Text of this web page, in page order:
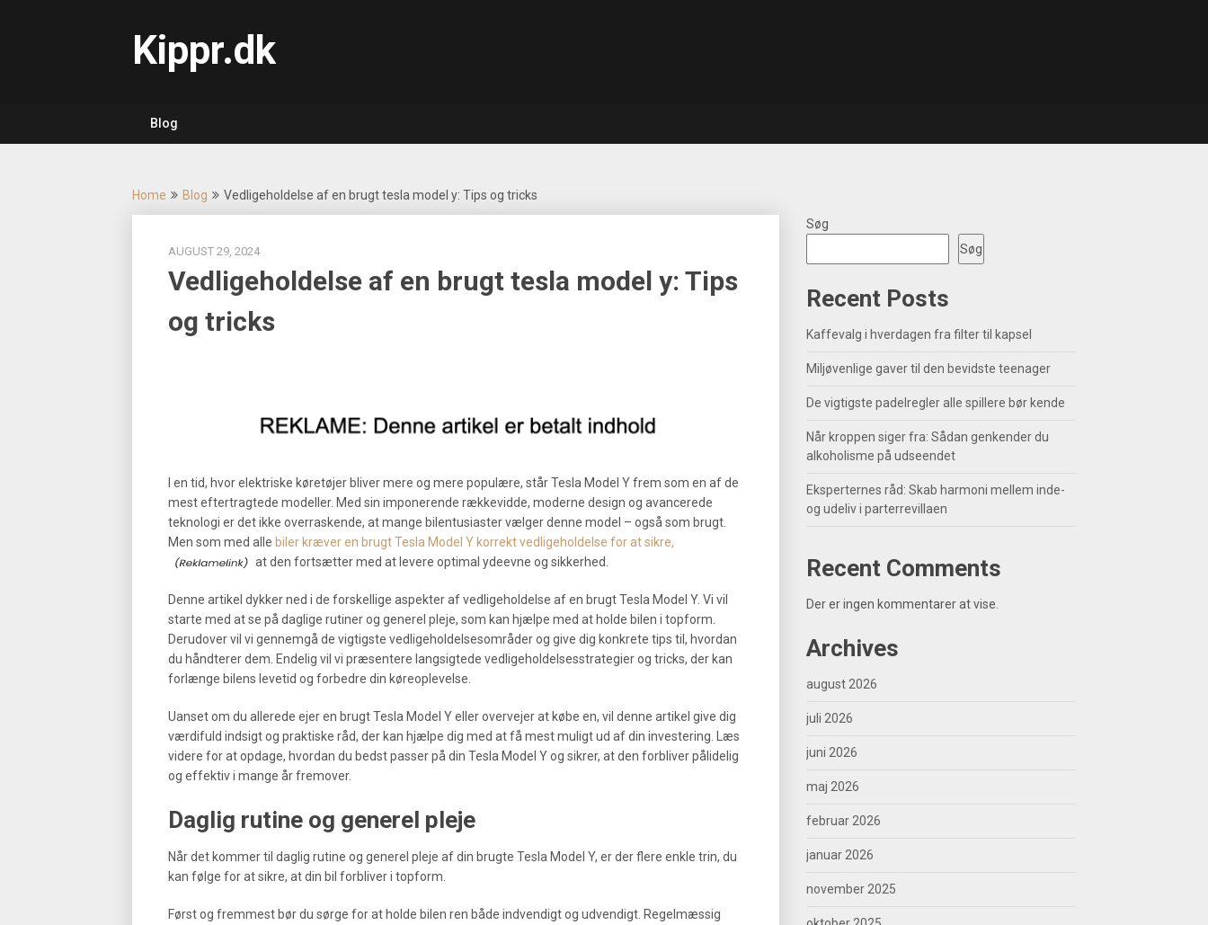
Kippr.dk
Blog
Home Blog Vedligeholdelse af en brugt tesla model y: Tips og tricks
AUGUST 29, 2024
Vedligeholdelse af en brugt tesla model y: Tips
og tricks
I en tid, hvor elektriske køretøjer bliver mere og mere populære, står Tesla Model Y frem som en af de
mest eftertragtede modeller. Med sin imponerende rækkevidde, moderne design og avancerede
teknologi er det ikke overraskende, at mange bilentusiaster vælger denne model – også som brugt.
Men som med alle biler kræver en brugt Tesla Model Y korrekt vedligeholdelse for at sikre,
at den fortsætter med at levere optimal ydeevne og sikkerhed.
Denne artikel dykker ned i de forskellige aspekter af vedligeholdelse af en brugt Tesla Model Y. Vi vil
starte med at se på daglige rutiner og generel pleje, som kan hjælpe med at holde bilen i topform.
Derudover vil vi gennemgå de vigtigste vedligeholdelsesområder og give dig konkrete tips til, hvordan
du håndterer dem. Endelig vil vi præsentere langsigtede vedligeholdelsesstrategier og tricks, der kan
forlænge bilens levetid og forbedre din køreoplevelse.
Uanset om du allerede ejer en brugt Tesla Model Y eller overvejer at købe en, vil denne artikel give dig
værdifuld indsigt og praktiske råd, der kan hjælpe dig med at få mest muligt ud af din investering. Læs
videre for at opdage, hvordan du bedst passer på din Tesla Model Y og sikrer, at den forbliver pålidelig
og effektiv i mange år fremover.
Daglig rutine og generel pleje
Når det kommer til daglig rutine og generel pleje af din brugte Tesla Model Y, er der flere enkle trin, du
kan følge for at sikre, at din bil forbliver i topform.
Først og fremmest bør du sørge for at holde bilen ren både indvendigt og udvendigt. Regelmæssig
Søg
Søg
Recent Posts
Kaffevalg i hverdagen fra filter til kapsel
Miljøvenlige gaver til den bevidste teenager
De vigtigste padelregler alle spillere bør kende
Når kroppen siger fra: Sådan genkender du
alkoholisme på udseendet
Eksperternes råd: Skab harmoni mellem inde-
og udeliv i parterrevillaen
Recent Comments
Der er ingen kommentarer at vise.
Archives
august 2026
juli 2026
juni 2026
maj 2026
februar 2026
januar 2026
november 2025